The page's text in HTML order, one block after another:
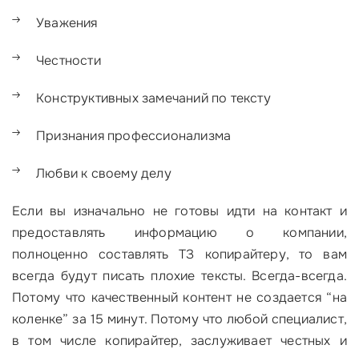
Уважения
Честности
Конструктивных замечаний по тексту
Признания профессионализма
Любви к своему делу
Если вы изначально не готовы идти на контакт и
предоставлять информацию о компании,
полноценно составлять ТЗ копирайтеру, то вам
всегда будут писать плохие тексты. Всегда-всегда.
Потому что качественный контент не создается “на
коленке” за 15 минут. Потому что любой специалист,
в том числе копирайтер, заслуживает честных и